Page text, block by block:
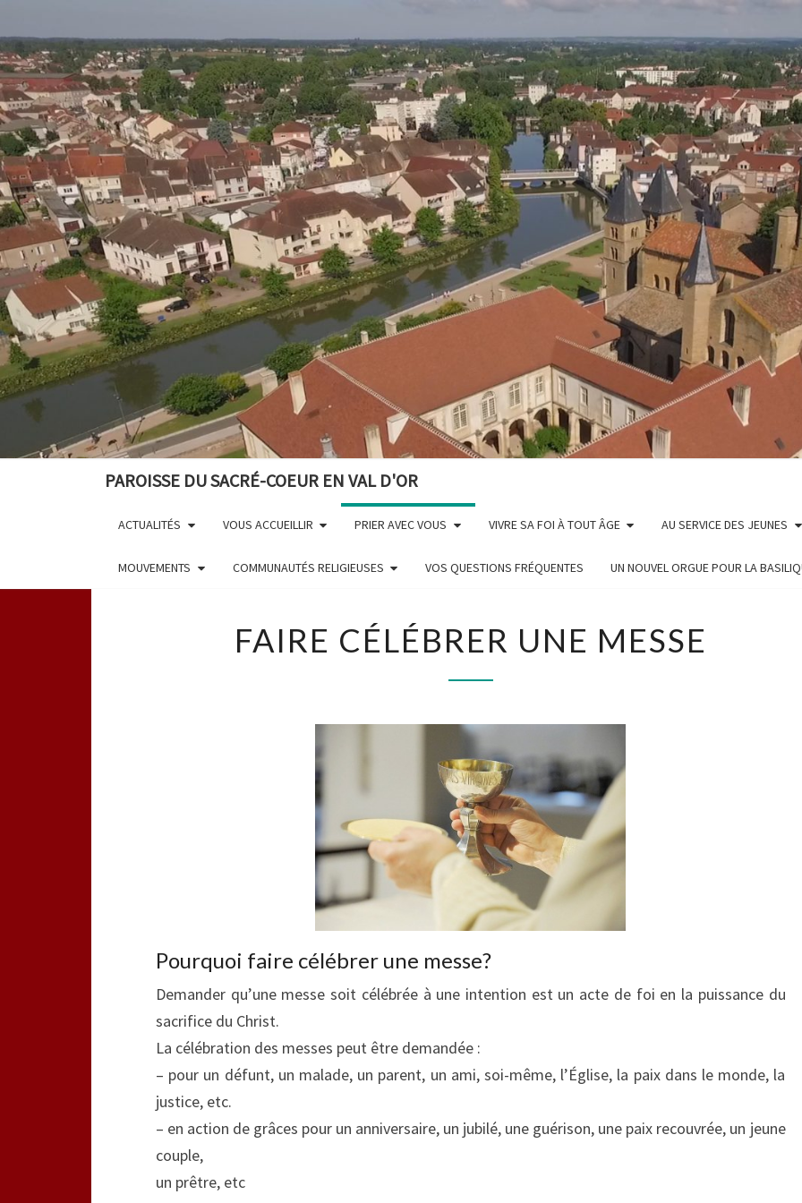
PAROISSE DU SACRÉ-COEUR EN VAL D'OR
ACTUALITÉS VOUS ACCUEILLIR PRIER AVEC VOUS VIVRE SA FOI À TOUT ÂGE AU SERVICE DES JEUNES
MOUVEMENTS COMMUNAUTÉS RELIGIEUSES VOS QUESTIONS FRÉQUENTES UN NOUVEL ORGUE POUR LA
CÉLÉBRER
MESSE
FAIRE CÉLÉBRER UNE MESSE
Pourquoi faire célébrer une messe?
Demander qu’une messe soit célébrée à une intention est un acte de foi en la puissance du
sacrifice du Christ.
La célébration des messes peut être demandée :
– pour un défunt, un malade, un parent, un ami, soi-même, l’Église, la paix dans le monde, la
justice, etc.
– en action de grâces pour un anniversaire, un jubilé, une guérison, une paix recouvrée, un jeune
couple,
un prêtre, etc